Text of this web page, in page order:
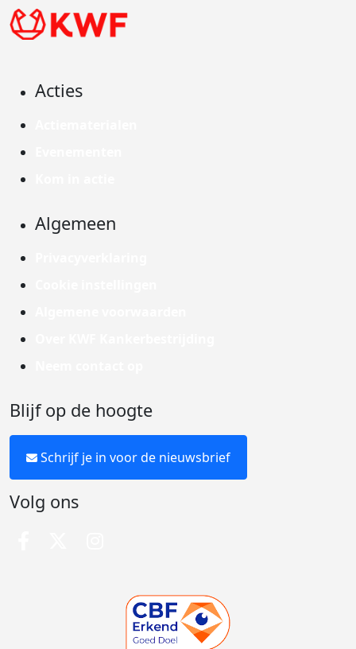
Acties
Algemeen
Blijf op de hoogte
Schrijf je in voor de nieuwsbrief
Volg ons